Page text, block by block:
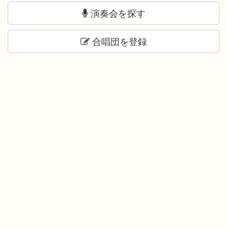
演奏会を探す
合唱団を登録